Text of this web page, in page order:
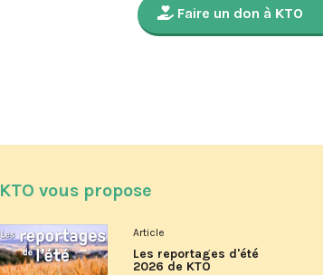
Faire un don à KTO
KTO vous propose
Article
Les reportages d'été
2026 de KTO